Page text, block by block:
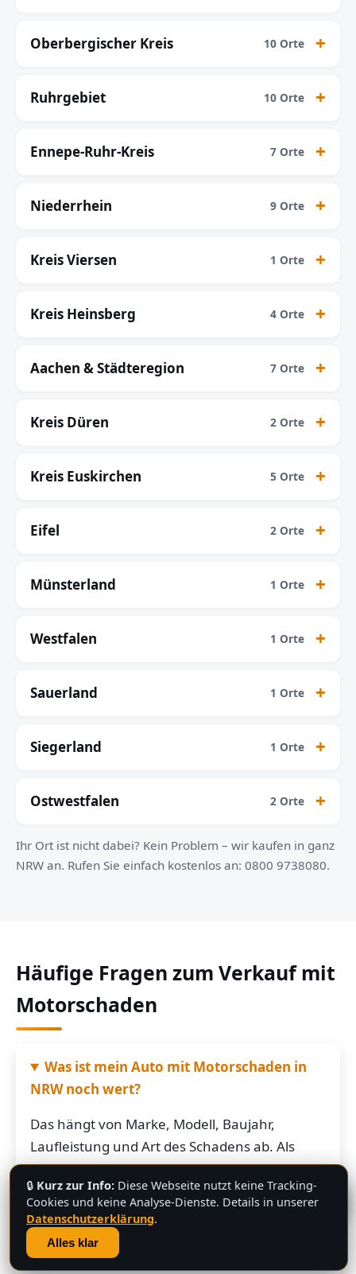
Oberbergischer Kreis 10 Orte
Ruhrgebiet 10 Orte
Ennepe-Ruhr-Kreis 7 Orte
Niederrhein 9 Orte
Kreis Viersen 1 Orte
Kreis Heinsberg 4 Orte
Aachen & Städteregion 7 Orte
Kreis Düren 2 Orte
Kreis Euskirchen 5 Orte
Eifel 2 Orte
Münsterland 1 Orte
Westfalen 1 Orte
Sauerland 1 Orte
Siegerland 1 Orte
Ostwestfalen 2 Orte
Ihr Ort ist nicht dabei? Kein Problem – wir kaufen in ganz
NRW an. Rufen Sie einfach kostenlos an: 0800 9738080.
Häufige Fragen zum Verkauf mit
Motorschaden
Was ist mein Auto mit Motorschaden in
NRW noch wert?
Das hängt von Marke, Modell, Baujahr,
Laufleistung und Art des Schadens ab. Als
grobe Richtung: Fahrzeuge mit Motorschaden
bringen je nach Restwert der Karosserie und
der Teile oft noch mehrere hundert bis
mehrere tausend Euro. Schicken Sie uns die
Fahrzeugdaten – Sie bekommen von uns eine
💬
🔒 Kurz zur Info: Diese Webseite nutzt keine Tracking-
Cookies und keine Analyse-Dienste. Details in unserer
Datenschutzerklärung.
Alles klar